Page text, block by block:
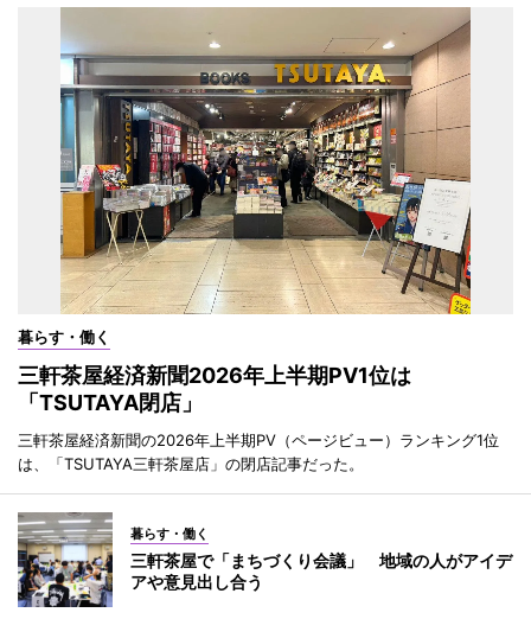
暮らす・働く
三軒茶屋経済新聞2026年上半期PV1位は
「TSUTAYA閉店」
三軒茶屋経済新聞の2026年上半期PV（ページビュー）ランキング1位
は、「TSUTAYA三軒茶屋店」の閉店記事だった。
暮らす・働く
三軒茶屋で「まちづくり会議」 地域の人がアイデ
アや意見出し合う